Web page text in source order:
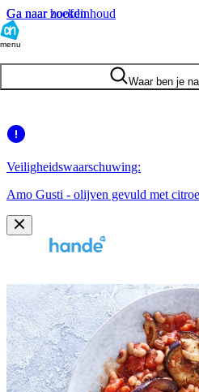
Ga naar hoofdinhoud
Ga naar zoeken
menu
Waar ben je
Veiligheidswaarschuwing:
Amo Gusti - olijven gevuld met